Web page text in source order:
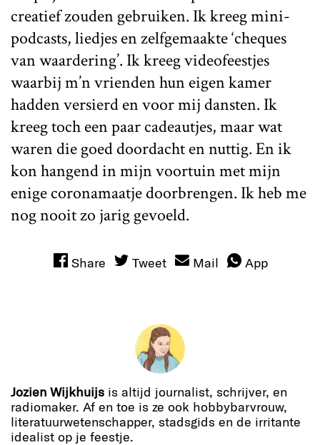
creatief zouden gebruiken. Ik kreeg mini-
podcasts, liedjes en zelfgemaakte ‘cheques
van waardering’. Ik kreeg videofeestjes
waarbij m’n vrienden hun eigen kamer
hadden versierd en voor mij dansten. Ik
kreeg toch een paar cadeautjes, maar wat
waren die goed doordacht en nuttig. En ik
kon hangend in mijn voortuin met mijn
enige coronamaatje doorbrengen. Ik heb me
nog nooit zo jarig gevoeld.
Share Tweet Mail App
Jozien Wijkhuijs is altijd journalist, schrijver, en
radiomaker. Af en toe is ze ook hobbybarvrouw,
literatuurwetenschapper, stadsgids en de irritante
idealist op je feestje.